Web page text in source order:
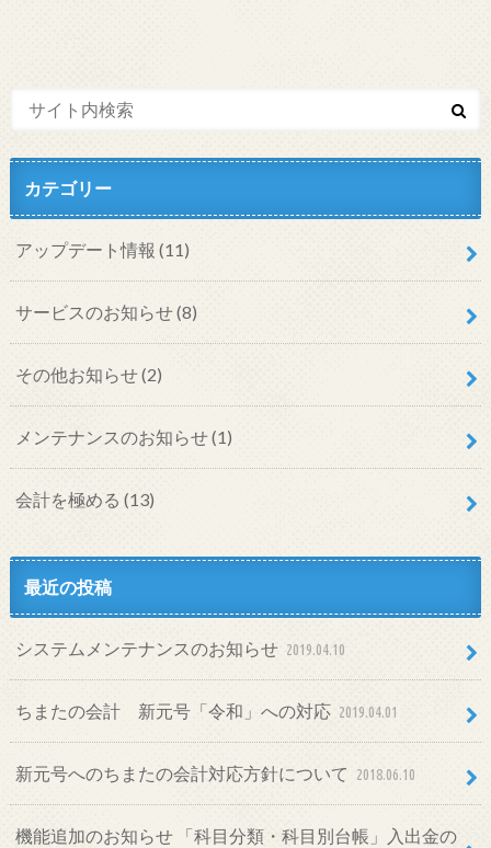
カテゴリー
アップデート情報 (11)
サービスのお知らせ(8)
その他お知らせ(2)
メンテナンスのお知らせ(1)
会計を極める (13)
最近の投稿
システムメンテナンスのお知らせ 2019.04.10
ちまたの会計 新元号「令和」への対応 2019.04.01
新元号へのちまたの会計対応方針について 2018.06.10
機能追加のお知らせ 「科目分類・科目別台帳」入出金の